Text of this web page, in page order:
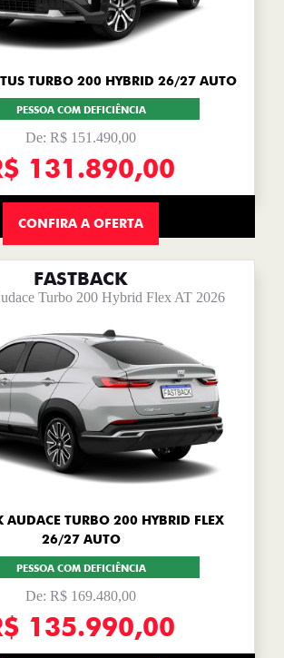
TURBO 200 HYBRID 26/27 AUTO
PESSOA COM DEFICIÊNCIA
De: R$ 151.490,00
131.890,00
CONFIRA A OFERTA
FASTBACK
Turbo 200 Hybrid Flex AT 2026
AUDACE TURBO 200 HYBRID FLEX
26/27 AUTO
PESSOA COM DEFICIÊNCIA
De: R$ 169.480,00
135.990,00